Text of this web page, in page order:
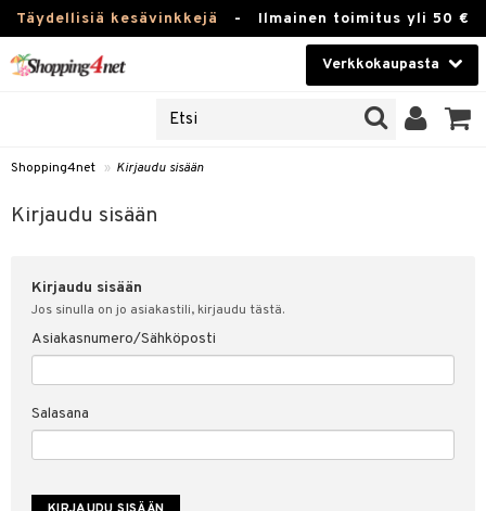
Täydellisiä kesävinkkejä - Ilmainen toimitus yli 50 €
Verkkokaupasta
Piilolinssit
Luontaistuotteet
Fitness
Koti & Sisustus
Lelut, Lapsi & Vauva
Tuotemerkkejä
Shopping4net » Kirjaudu sisään
Kirjaudu sisään
Kirjaudu sisään
Jos sinulla on jo asiakastili, kirjaudu tästä.
Asiakasnumero/Sähköposti
Salasana
sisään
& vastauksia
myyntiehdot
suojaus